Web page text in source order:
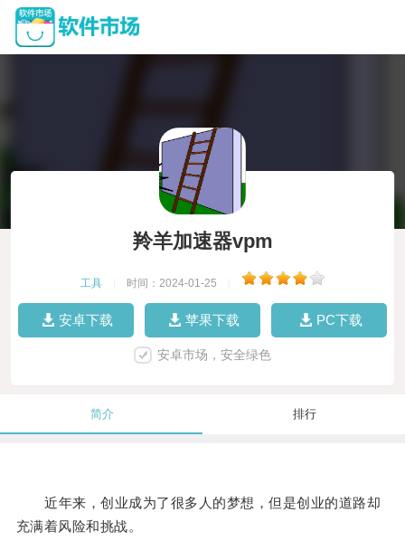
羚羊加速器vpm
工具 时间：2024-01-25
安卓下载 苹果下载 PC下载
安卓市场，安全绿色
简介 排行
近年来，创业成为了很多人的梦想，但是创业的道路却
充满着风险和挑战。